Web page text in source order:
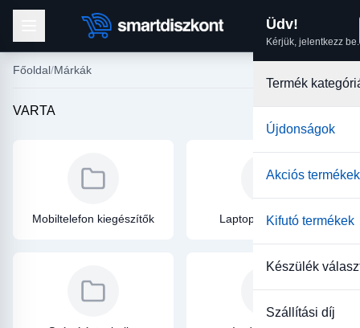
Üdv!
Kérjük, jelentkezz be.
Termék
Újdonságok
Akciós termékek
Kifutó termékek
Készülék
Szállítási díj
Főoldal Márkák
VARTA
Mobiltelefon kiegészítők Laptop kiegészítők